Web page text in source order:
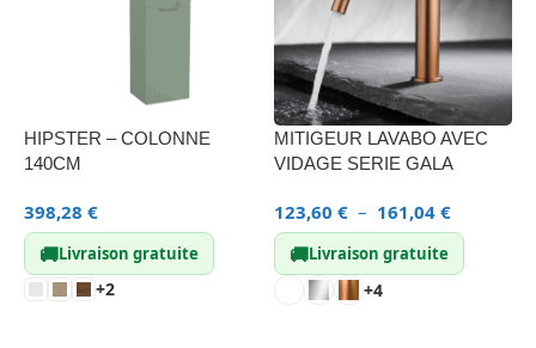
HIPSTER – COLONNE
140CM
398,28 €
🚚Livraison gratuite
+2
MITIGEUR LAVABO AVEC
VIDAGE SERIE GALA
123,60 € – 161,04 €
🚚Livraison gratuite
+4